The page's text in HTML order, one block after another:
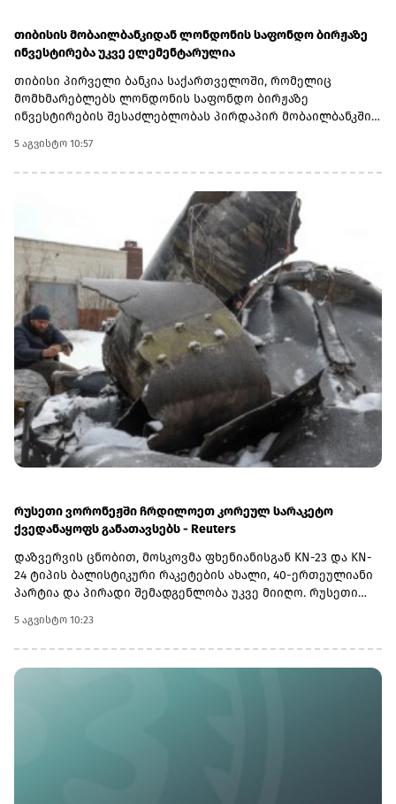
თიბისის მობაილბანკიდან ლონდონის საფონდო ბირჟაზე
ინვესტირება უკვე ელემენტარულია
თიბისი პირველი ბანკია საქართველოში, რომელიც
მომხმარებლებს ლონდონის საფონდო ბირჟაზე
ინვესტირების შესაძლებლობას პირდაპირ მობაილბანკში
ლონდონის ბაზრებზე წარმოდგენილ კომპანიებში
ინვესტირება ერთი საინვესტიციო პლატფორმიდან
ცნობილი კომპანიების აქციები, როგორებიცაა Aston Martin,
Asos, Burberry, Rolls-Royce Holdings და სხვა.თიბისის
საინვესტიციო პლატფორმაზე ანგარიშის გახსნას ერთ
წუთზე ნაკლები დრო სჭირდება. დღეს საინვესტიციო
პლატფორმის მეშვეობით, მომხმარებლებისთვის
ხელმისაწვდომ ამერიკულ აქციებთან და ETF-ებთან ერთად,
ლონდონის ბაზრის დამატებით საინვესტიციო
შესაძლებლობები კიდევ უფრო გაფართოვდა.ლონდონის
საფონდო ბირჟის დამატება კიდევ ერთი ნაბიჯია თიბისის
მიზნისკენ – ინვესტირების პროცესი მომხმარებლისთვის
უფრო მარტივი, სწრაფი და ხელმისაწვდომი
გახადოს.აღმოაჩინეთ ლონდონის საფონდო ბირჟა
პირდაპირ მობაილბანკში:
https://app.tbcbank.ge/YiId/vmpjqmpcგაითვალისწინეთ, ეს არ
არის ფინანსური რჩევა.(R)
5 აგვისტო 10:57
რუსეთი ვორონეჟში ჩრდილოეთ კორეულ სარაკეტო
ქვედანაყოფს განათავსებს - Reuters
დაზვერვის ცნობით, მოსკოვმა ფხენიანისგან KN-23 და KN-
24 ტიპის ბალისტიკური რაკეტების ახალი, 40-ერთეულიანი
პარტია და პირადი შემადგენლობა უკვე მიიღო. რუსეთი
შემდგარი ქვედანაყოფი თავისი 112-ე სარაკეტო ბრიგადის
შემადგენლობაში დააყენოს. შეიარაღების საბოლოო
გამშვები დანადგარების მიწოდება, მომავალ თვეში
5 აგვისტო 10:23